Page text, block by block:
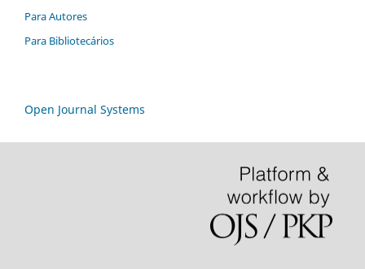
Para Autores
Para Bibliotecários
Open Journal Systems